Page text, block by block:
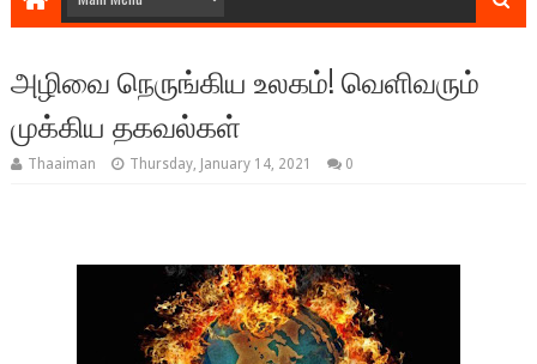
அழிவை நெருங்கிய உலகம்! வெளிவரும்
முக்கிய தகவல்கள்
Thaaiman Thursday, January 14, 2021 0